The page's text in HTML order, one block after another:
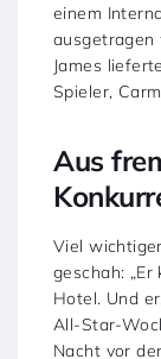
einem
ausgetragen
James
Spieler,
Aus
Viel
geschah:
Hotel. Und
All-Star-
Nacht vor